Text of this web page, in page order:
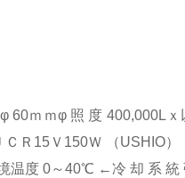
ｍｍφ 照 度 400,000Lｘ
Ｗ （USHIO） Ｅ
温度 0～40℃ ←冷 却